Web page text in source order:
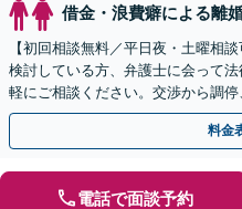
借金・浪費癖による離
【初回相談無料／平日夜・土曜相
検討している方、弁護士に会って
軽にご相談ください。交渉から調
姻費用や養育費、財産分与、慰謝
料金
電話で面談予約